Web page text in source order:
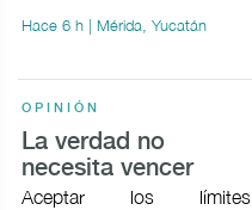
Hace 6 h | Mérida, Yucatán
OPINIÓN
La verdad no
necesita vencer
Aceptar los límites